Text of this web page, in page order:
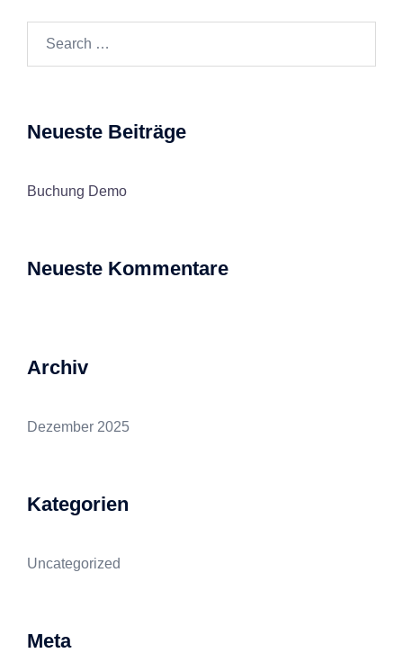
Neueste Beiträge
Buchung Demo
Neueste Kommentare
Archiv
Dezember 2025
Kategorien
Uncategorized
Meta